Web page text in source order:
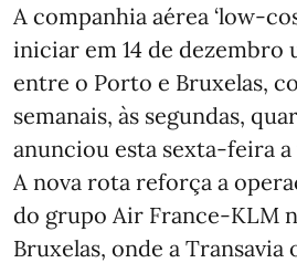
A companhia aérea ‘low-
iniciar em 14 de dezembro
entre o Porto e Bruxelas,
semanais, às segundas,
anunciou esta sexta-feira
A nova rota reforça a
do grupo Air France-KLM
Bruxelas, onde a Transavia